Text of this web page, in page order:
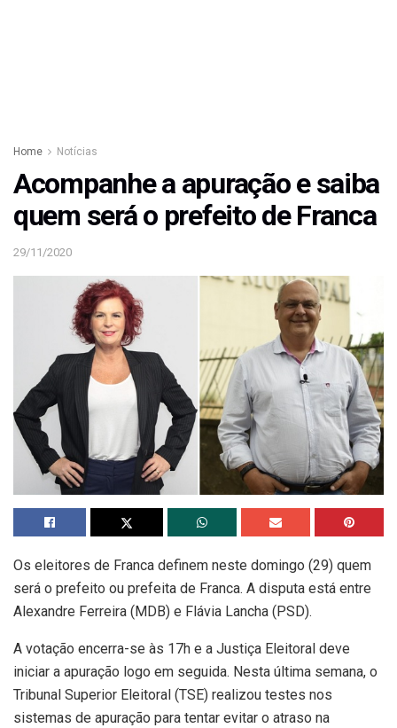
Home Notícias
Acompanhe a apuração e saiba
quem será o prefeito de Franca
29/11/2020
Os eleitores de Franca definem neste domingo (29) quem
será o prefeito ou prefeita de Franca. A disputa está entre
Alexandre Ferreira (MDB) e Flávia Lancha (PSD).
A votação encerra-se às 17h e a Justiça Eleitoral deve
iniciar a apuração logo em seguida. Nesta última semana, o
Tribunal Superior Eleitoral (TSE) realizou testes nos
sistemas de apuração para tentar evitar o atraso na